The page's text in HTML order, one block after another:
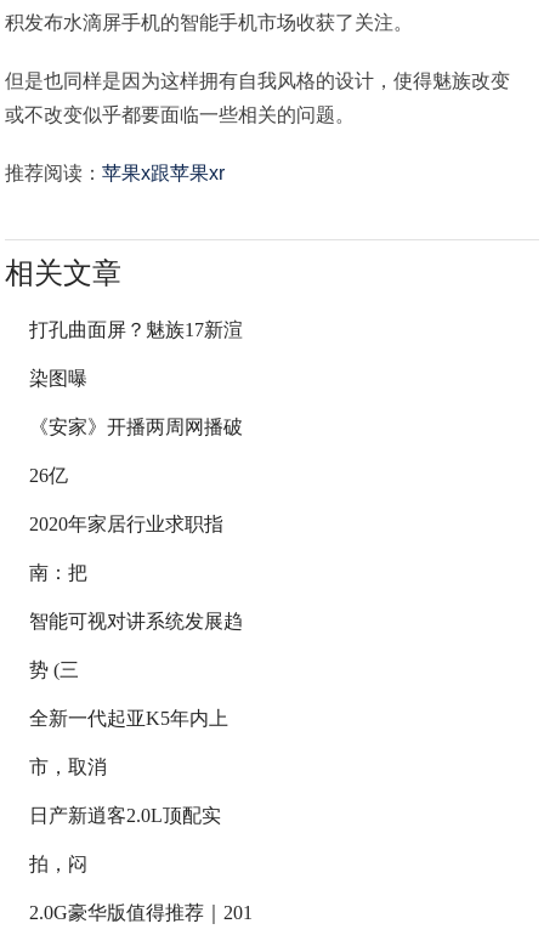
积发布水滴屏手机的智能手机市场收获了关注。
但是也同样是因为这样拥有自我风格的设计，使得魅族改变
或不改变似乎都要面临一些相关的问题。
推荐阅读：苹果x跟苹果xr
相关文章
打孔曲面屏？魅族17新渲
染图曝
《安家》开播两周网播破
26亿
2020年家居行业求职指
南：把
智能可视对讲系统发展趋
势 (三
全新一代起亚K5年内上
市，取消
日产新逍客2.0L顶配实
拍，闷
2.0G豪华版值得推荐｜201